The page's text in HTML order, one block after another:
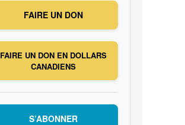
FAIRE UN DON
FAIRE UN DON EN DOLLARS
CANADIENS
S’ABONNER